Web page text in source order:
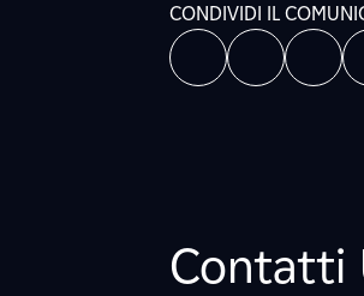
CONDIVIDI IL
Contatti